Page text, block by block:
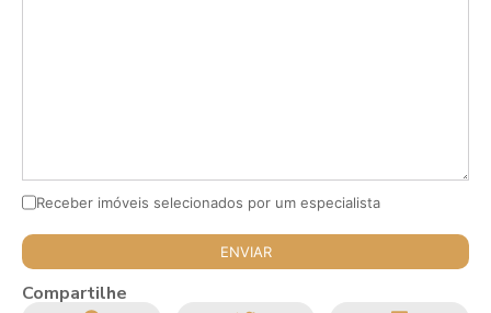
Receber imóveis selecionados por um especialista
Compartilhe